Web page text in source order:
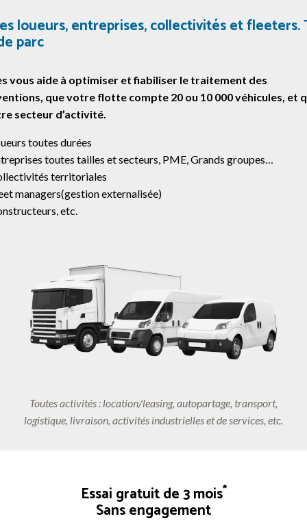
loueurs, entreprises, collectivités et fleeters.
parc
vous aide à optimiser et fiabiliser le traitement des
que votre flotte compte 20 ou 10 000 véhicules, et
secteur d’activité.
toutes durées
toutes tailles et secteurs, PME, Grands groupes…
territoriales
managers(gestion externalisée)
etc.
Toutes activités : location/leasing, autopartage, transport,
logistique, livraison, activités industrielles et de services, etc.
Essai gratuit de 3 mois*
Sans engagement